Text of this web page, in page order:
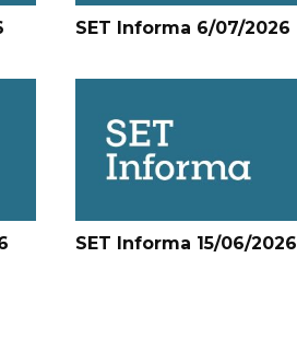
SET Informa 6/07/2026
SET Informa 15/06/2026